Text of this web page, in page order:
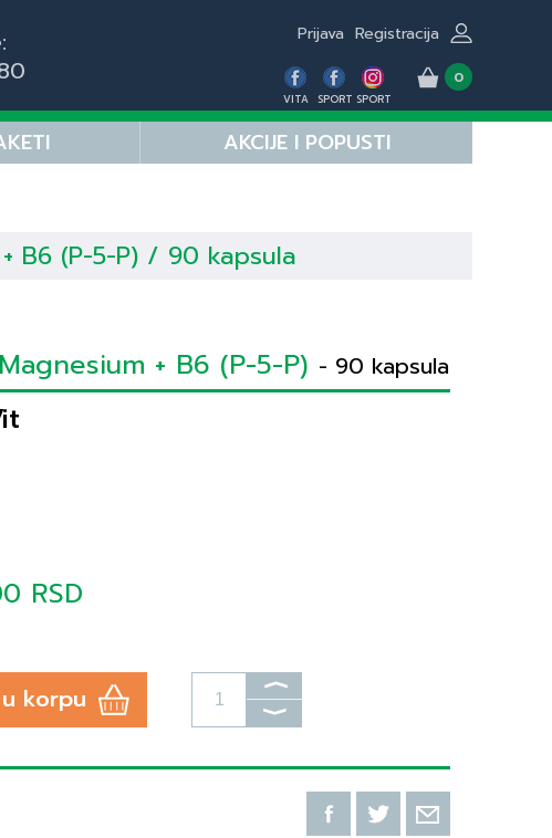
Registracija
Prijava
VITA SPORT SPORT
0
AKCIJE I POPUSTI
B6 (P-5-P) / 90 kapsula
+ B6 (P-5-P) - 90 kapsula
RSD
korpu ⟩
⟩